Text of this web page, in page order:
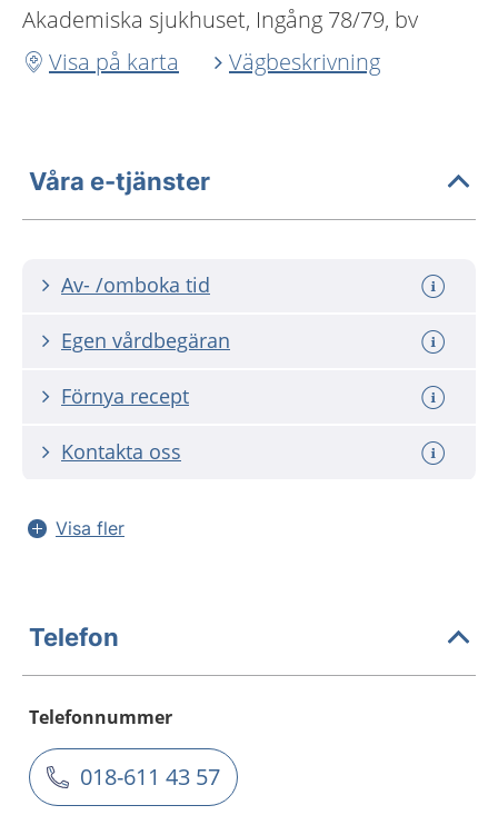
Akademiska sjukhuset, Ingång 78/79, bv
Visa på karta
Vägbeskrivning
Våra e-tjänster
Av- /omboka tid
Egen vårdbegäran
Förnya recept
Kontakta oss
Visa fler
Telefon
Telefonnummer
018-611 43 57